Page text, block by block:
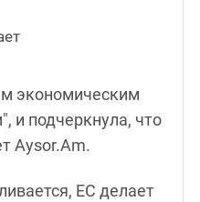
экономическим
и подчеркнула, что
Aysor.Am.
ЕС делает